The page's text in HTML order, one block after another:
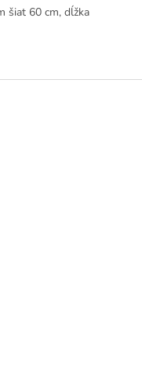
šiat 60 cm, dĺžka